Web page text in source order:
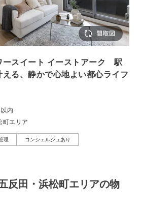
ースイート イーストアーク 駅
る、静かで心地よい都心ライフ
内
町エリア
理 コンシェルジュあり
反田・浜松町エリアの物